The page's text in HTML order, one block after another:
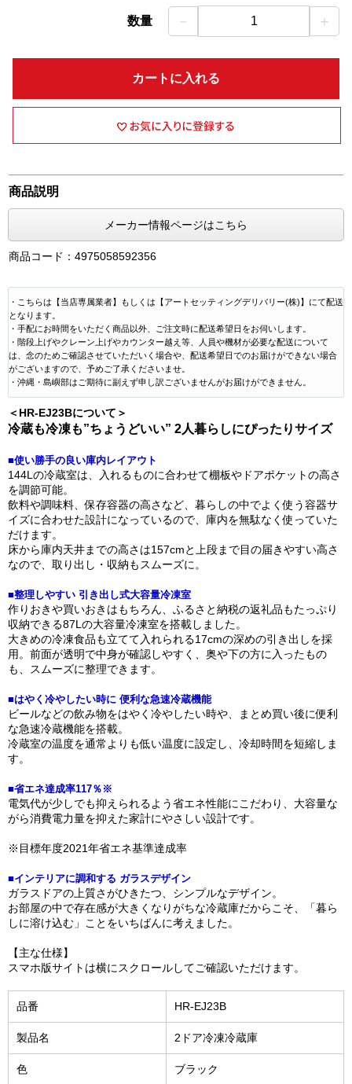
数量 － 1 ＋
カートに入れる
商品説明
メーカー情報ページはこちら
商品コード：4975058592356
・こちらは【当店専属業者】もしくは【アートセッティングデリバリー(株)】にて配送
となります。
・手配にお時間をいただく商品以外、ご注文時に配送希望日をお伺いします。
・階段上げやクレーン上げやカウンター越え等、人員や機材が必要な配送について
は、念のためご確認させていただいく場合や、配送希望日でのお届けができない場合
がございますので、予めご了承くださいませ。
・沖縄・島嶼部はご期待に副えず申し訳ございませんがお届けができません。
＜HR-EJ23Bについて＞
冷蔵も冷凍も”ちょうどいい” 2人暮らしにぴったりサイズ
■使い勝手の良い庫内レイアウト
144Lの冷蔵室は、入れるものに合わせて棚板やドアポケットの高さ
を調節可能。
飲料や調味料、保存容器の高さなど、暮らしの中でよく使う容器サ
イズに合わせた設計になっているので、庫内を無駄なく使っていた
だけます。
床から庫内天井までの高さは157cmと上段まで目の届きやすい高さ
なので、取り出し・収納もスムーズに。
■整理しやすい 引き出し式大容量冷凍室
作りおきや買いおきはもちろん、ふるさと納税の返礼品もたっぷり
収納できる87Lの大容量冷凍室を搭載しました。
大きめの冷凍食品も立てて入れられる17cmの深めの引き出しを採
用。前面が透明で中身が確認しやすく、奥や下の方に入ったもの
も、スムーズに整理できます。
■はやく冷やしたい時に 便利な急速冷蔵機能
ビールなどの飲み物をはやく冷やしたい時や、まとめ買い後に便利
な急速冷蔵機能を搭載。
冷蔵室の温度を通常よりも低い温度に設定し、冷却時間を短縮しま
す。
■省エネ達成率117％※
電気代が少しでも抑えられるよう省エネ性能にこだわり、大容量な
がら消費電力量を抑えた家計にやさしい設計です。
※目標年度2021年省エネ基準達成率
■インテリアに調和する ガラスデザイン
ガラスドアの上質さがひきたつ、シンプルなデザイン。
お部屋の中で存在感が大きくなりがちな冷蔵庫だからこそ、「暮ら
しに溶け込む」ことをいちばんに考えました。
【主な仕様】
スマホ版サイトは横にスクロールしてご確認いただけます。
品番 HR-EJ23B
製品名 2ドア冷凍冷蔵庫
色 ブラック